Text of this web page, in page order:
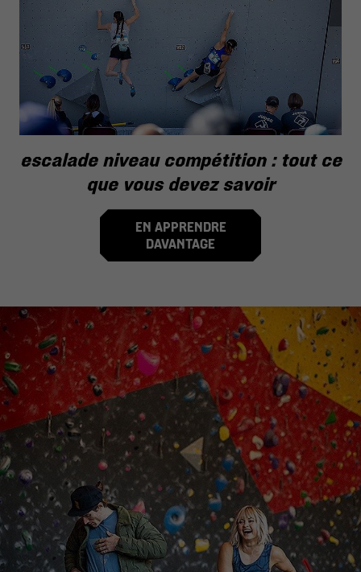
escalade niveau compétition : tout ce
que vous devez savoir
EN APPRENDRE
DAVANTAGE